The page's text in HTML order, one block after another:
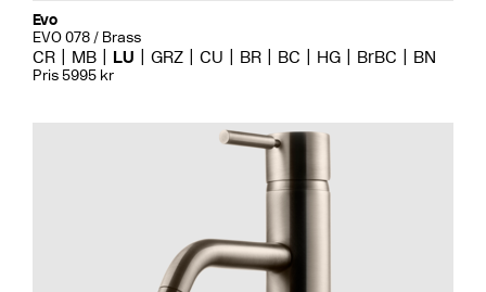
Evo
EVO 078 / Brass
CR MB LU GRZ CU BR BC HG BrBC BN
Pris 5995 kr